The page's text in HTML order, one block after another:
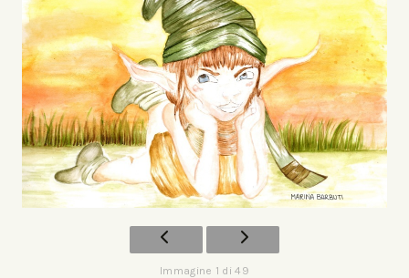
Immagine 1 di 49